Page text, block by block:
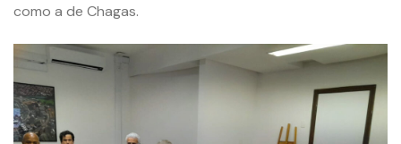
como a de Chagas.